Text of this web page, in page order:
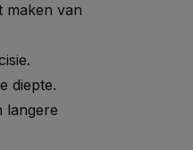
maken van
diepte.
langere